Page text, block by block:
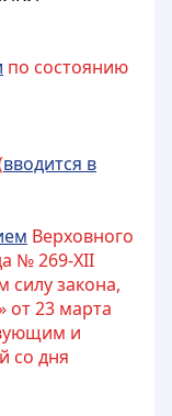
по состоянию
вводится в
Верховного
№ 269-XII
закона,
от 23 марта
и
со дня